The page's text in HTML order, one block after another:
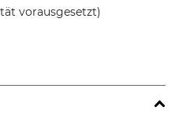
vorausgesetzt)